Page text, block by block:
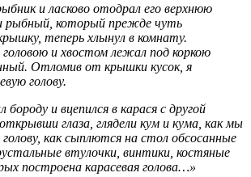
и ласково отодрал его верхнюю
рыбный, который прежде чуть
теперь хлынул в комнату.
и хвостом лежал под коркою
Отломив от крышки кусок, я
голову.
и вцепился в карася с другой
глаза, глядели кум и кума, как мы
как сыплются на стол обсосанные
втулочки, винтики, костяные
построена карасевая голова…»